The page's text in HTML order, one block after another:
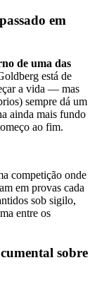
em
de uma das
está de
a vida — mas
sempre dá um
ainda mais fundo
ao fim.
competição onde
em provas cada
sob sigilo,
entre os
sobre